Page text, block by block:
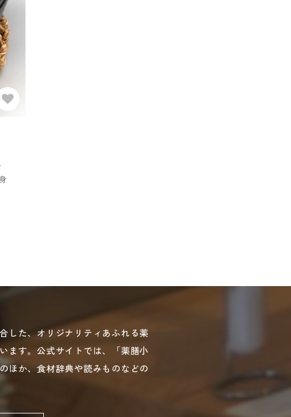
した、オリジナリティあふれる薬
ます。公式サイトでは、「薬膳小
ほか、食材辞典や読みものなどの